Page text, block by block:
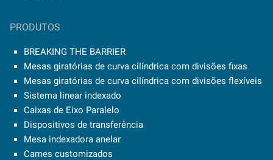
PRODUTOS
BREAKING THE BARRIER
Mesas giratórias de curva cilíndrica com divisões fixas
Mesas giratórias de curva cilíndrica com divisões flexíveis
Sistema linear indexado
Caixas de Eixo Paralelo
Dispositivos de transferência
Mesa indexadora anelar
Cames customizados